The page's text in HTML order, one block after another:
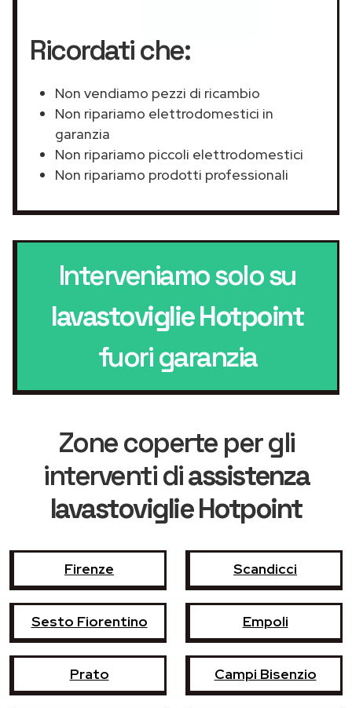
Ricordati che:
Non vendiamo pezzi di ricambio
Non ripariamo elettrodomestici in
garanzia
Non ripariamo piccoli elettrodomestici
Non ripariamo prodotti professionali
Interveniamo solo su
lavastoviglie Hotpoint
fuori garanzia
Zone coperte per gli
interventi diassistenza
lavastoviglie Hotpoint
Firenze Scandicci
Sesto Fiorentino Empoli
Prato Campi Bisenzio